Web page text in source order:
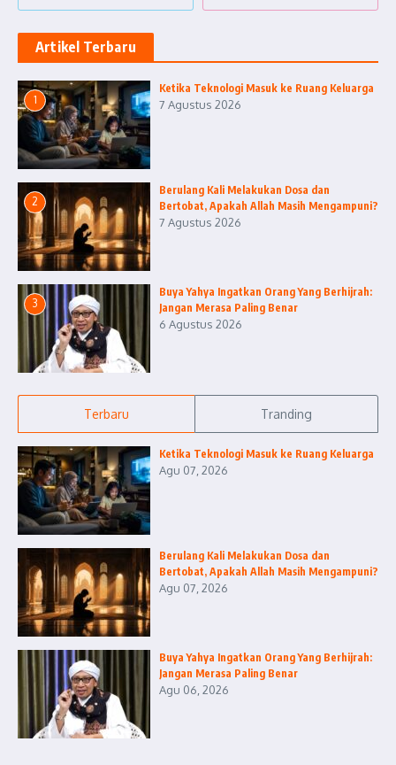
Artikel Terbaru
1
Ketika Teknologi Masuk ke Ruang Keluarga
7 Agustus 2026
2
Berulang Kali Melakukan Dosa dan
Bertobat, Apakah Allah Masih Mengampuni?
7 Agustus 2026
3
Buya Yahya Ingatkan Orang Yang Berhijrah:
Jangan Merasa Paling Benar
6 Agustus 2026
Terbaru Tranding
Ketika Teknologi Masuk ke Ruang Keluarga
Agu 07, 2026
Berulang Kali Melakukan Dosa dan
Bertobat, Apakah Allah Masih Mengampuni?
Agu 07, 2026
Buya Yahya Ingatkan Orang Yang Berhijrah:
Jangan Merasa Paling Benar
Agu 06, 2026